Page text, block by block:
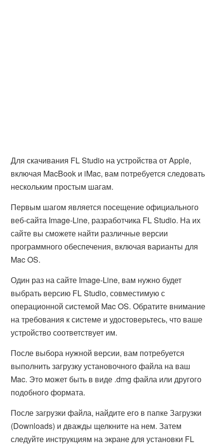
Для скачивания FL Studio на устройства от Apple,
включая MacBook и iMac, вам потребуется следовать
нескольким простым шагам.
Первым шагом является посещение официального
веб-сайта Image-Line, разработчика FL Studio. На их
сайте вы сможете найти различные версии
программного обеспечения, включая варианты для
Mac OS.
Один раз на сайте Image-Line, вам нужно будет
выбрать версию FL Studio, совместимую с
операционной системой Mac OS. Обратите внимание
на требования к системе и удостоверьтесь, что ваше
устройство соответствует им.
После выбора нужной версии, вам потребуется
выполнить загрузку установочного файла на ваш
Mac. Это может быть в виде .dmg файла или другого
подобного формата.
После загрузки файла, найдите его в папке Загрузки
(Downloads) и дважды щелкните на нем. Затем
следуйте инструкциям на экране для установки FL